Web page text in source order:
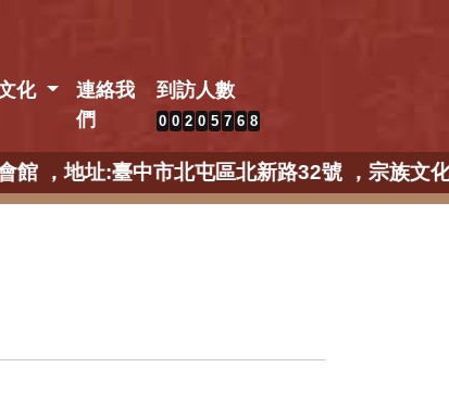
化
連絡我
們
到訪人數
0 0 2 0 5 7 6 8
址:臺中市北屯區北新路32號 ，宗族文化